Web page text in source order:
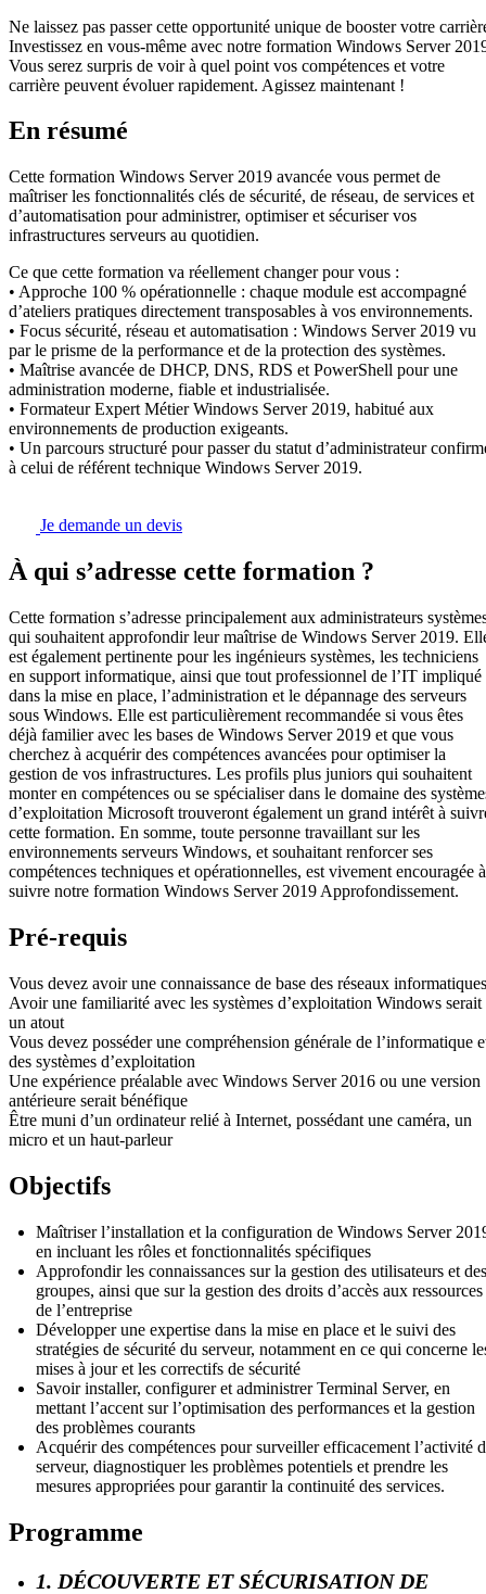
Ne laissez pas passer cette opportunité unique de booster votre
Investissez en vous-même avec notre formation Windows Server
Vous serez surpris de voir à quel point vos compétences et votre
carrière peuvent évoluer rapidement. Agissez maintenant !
En résumé
Cette formation Windows Server 2019 avancée vous permet de
maîtriser les fonctionnalités clés de sécurité, de réseau, de services et
d’automatisation pour administrer, optimiser et sécuriser vos
infrastructures serveurs au quotidien.
Ce que cette formation va réellement changer pour vous :
• Approche 100 % opérationnelle : chaque module est accompagné
d’ateliers pratiques directement transposables à vos environnements.
• Focus sécurité, réseau et automatisation : Windows Server 2019 vu
par le prisme de la performance et de la protection des systèmes.
• Maîtrise avancée de DHCP, DNS, RDS et PowerShell pour une
administration moderne, fiable et industrialisée.
• Formateur Expert Métier Windows Server 2019, habitué aux
environnements de production exigeants.
• Un parcours structuré pour passer du statut d’administrateur
à celui de référent technique Windows Server 2019.
Je demande un devis
À qui s’adresse cette formation ?
Cette formation s’adresse principalement aux administrateurs
qui souhaitent approfondir leur maîtrise de Windows Server 2019.
est également pertinente pour les ingénieurs systèmes, les techniciens
en support informatique, ainsi que tout professionnel de l’IT impliqué
dans la mise en place, l’administration et le dépannage des serveurs
sous Windows. Elle est particulièrement recommandée si vous êtes
déjà familier avec les bases de Windows Server 2019 et que vous
cherchez à acquérir des compétences avancées pour optimiser la
gestion de vos infrastructures. Les profils plus juniors qui souhaitent
monter en compétences ou se spécialiser dans le domaine des
d’exploitation Microsoft trouveront également un grand intérêt à
cette formation. En somme, toute personne travaillant sur les
environnements serveurs Windows, et souhaitant renforcer ses
compétences techniques et opérationnelles, est vivement encouragée à
suivre notre formation Windows Server 2019 Approfondissement.
Pré-requis
Vous devez avoir une connaissance de base des réseaux informatiques
Avoir une familiarité avec les systèmes d’exploitation Windows serait
un atout
Vous devez posséder une compréhension générale de l’informatique
des systèmes d’exploitation
Une expérience préalable avec Windows Server 2016 ou une version
antérieure serait bénéfique
Être muni d’un ordinateur relié à Internet, possédant une caméra, un
micro et un haut-parleur
Objectifs
Maîtriser l’installation et la configuration de Windows Server
en incluant les rôles et fonctionnalités spécifiques
Approfondir les connaissances sur la gestion des utilisateurs et des
groupes, ainsi que sur la gestion des droits d’accès aux ressources
de l’entreprise
Développer une expertise dans la mise en place et le suivi des
stratégies de sécurité du serveur, notamment en ce qui concerne
mises à jour et les correctifs de sécurité
Savoir installer, configurer et administrer Terminal Server, en
mettant l’accent sur l’optimisation des performances et la gestion
des problèmes courants
Acquérir des compétences pour surveiller efficacement l’activité
serveur, diagnostiquer les problèmes potentiels et prendre les
mesures appropriées pour garantir la continuité des services.
Programme
1. DÉCOUVERTE ET SÉCURISATION DE